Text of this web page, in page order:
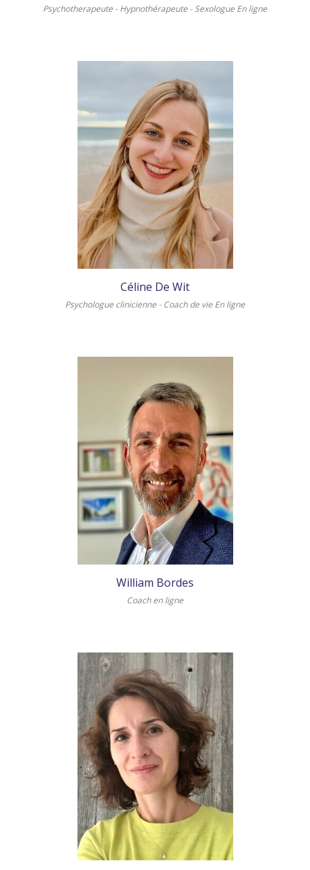
Psychotherapeute - Hypnothérapeute - Sexologue En ligne
Céline De Wit
Psychologue clinicienne - Coach de vie En ligne
William Bordes
Coach en ligne